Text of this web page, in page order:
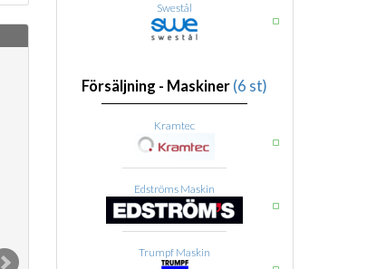
Swestål
Försäljning - Maskiner (6 st)
Kramtec
Edströms Maskin
Trumpf Maskin